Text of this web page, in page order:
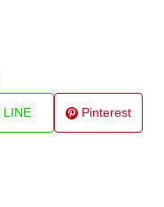
LINE Pinterest